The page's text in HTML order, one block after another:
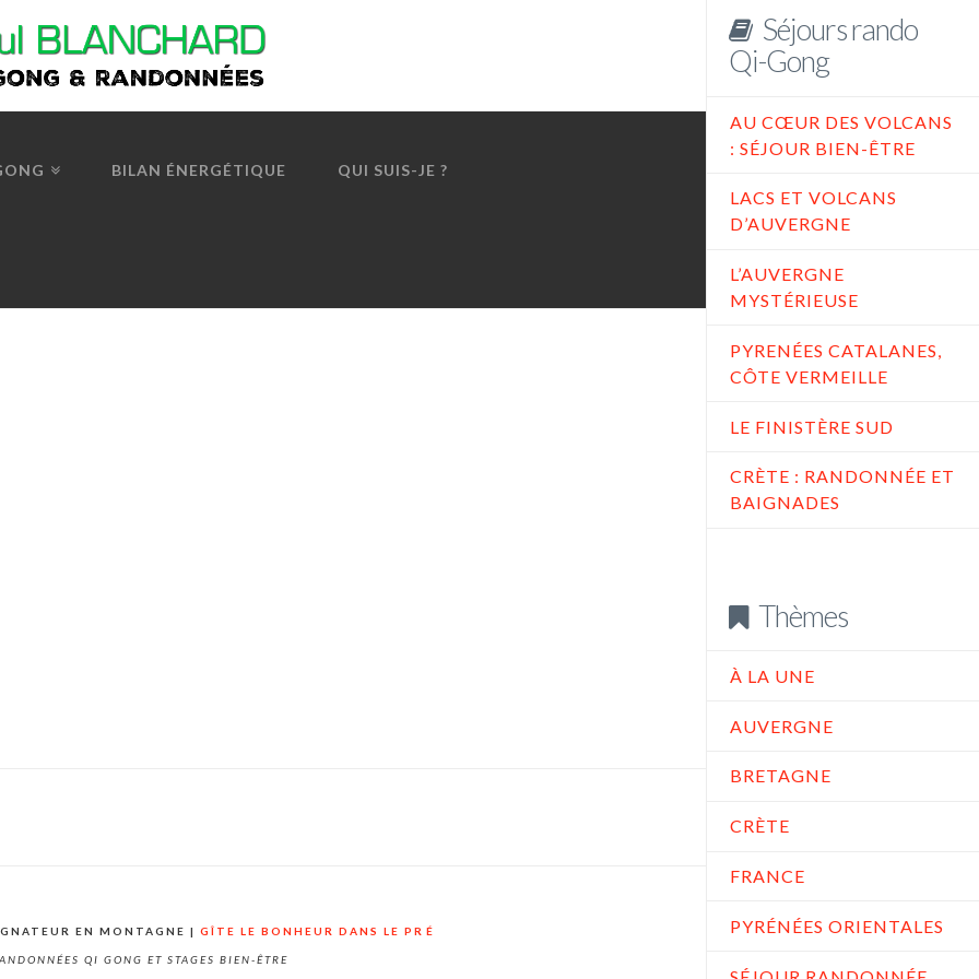
BILAN ÉNERGÉTIQUE QUI SUIS-JE ?
Séjours rando
Qi-Gong
AU CŒUR DES VOLCANS
: SÉJOUR BIEN-ÊTRE
LACS ET VOLCANS
D’AUVERGNE
L’AUVERGNE
MYSTÉRIEUSE
PYRENÉES CATALANES,
CÔTE VERMEILLE
LE FINISTÈRE SUD
CRÈTE : RANDONNÉE ET
BAIGNADES
Thèmes
À LA UNE
AUVERGNE
BRETAGNE
CRÈTE
FRANCE
PYRÉNÉES ORIENTALES
EN MONTAGNE | GÎTE LE BONHEUR DANS LE PRÉ
QI GONG ET STAGES BIEN-ÊTRE